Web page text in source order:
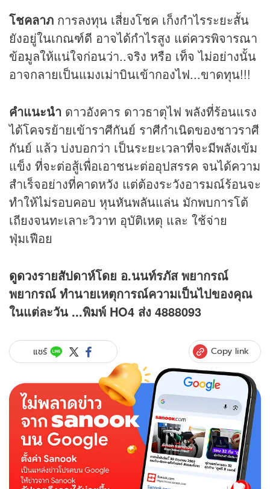
โชคลาภ การลงทุน เสี่ยงโชค เก็งกำไรระยะสั้น
ยังอยู่ในเกณฑ์ดี อาจได้กำไรสูง แต่ควรพิจารณา
ข้อมูลให้แน่ใจก่อนว่า..จริง หรือ เท็จ ไม่อย่างนั้น
อาจกลายเป็นแมงเม่าบินเข้ากองไฟ...ขาดทุน!!!
คำแนะนำ ดาวอังคาร ดาวธาตุไฟ พลังที่ร้อนแรง
ได้โคจรย้ายเข้าราศีกันย์ ราศีกำเนิดของชาวราศี
กันย์ แล้ว บ่งบอกว่า เป็นระยะเวลาที่จะมีพลังเข้ม
แข็ง ที่จะต่อสู้เพื่อเอาชนะต่ออุปสรรค จนได้ความ
สำเร็จอย่างที่คาดหวัง แต่ต้องระวังอารมณ์ร้อนจะ
ทำให้ไม่รอบคอบ หุนหันพลันแล่น มักพบการโต้
เถียงจนทะเลาะวิวาท อุบัติเหตุ และ ใช้จ่าย
ฟุ่มเฟือย
ดูดวงรายสัปดาห์โดย อ.นนท์รภัส พยากรณ์
พยากรณ์ ทำนายเหตุการณ์ความเป็นไปของคุณ
ในแต่ละวัน ...พิมพ์ HO4 ส่ง 4888093
แชร์ Copy link